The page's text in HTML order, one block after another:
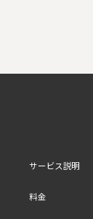
サービス説明
料金